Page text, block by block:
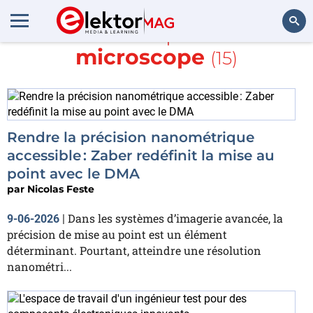
En savoir plus sur
microscope (15)
Rendre la précision nanométrique
accessible : Zaber redéfinit la mise au
point avec le DMA
par Nicolas Feste
9-06-2026 | Dans les systèmes d’imagerie avancée, la
précision de mise au point est un élément
déterminant. Pourtant, atteindre une résolution
nanométri...